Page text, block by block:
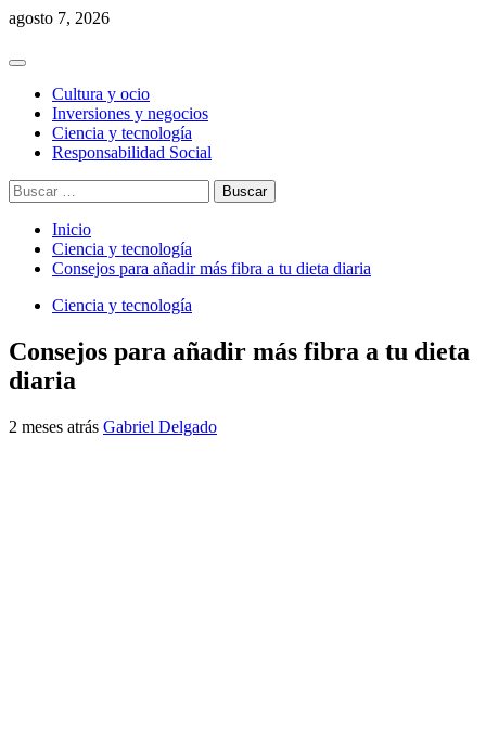
Saltar
contenido
agosto 7, 2026
Menú
principalCultura y ocio
Inversiones y negocios
Ciencia y tecnología
Responsabilidad Social
Buscar:
Inicio
Ciencia y tecnología
Consejos para añadir más fibra a tu dieta diaria
Ciencia y tecnología
Consejos para añadir más fibra a tu dieta
diaria
2 meses atrás Gabriel Delgado